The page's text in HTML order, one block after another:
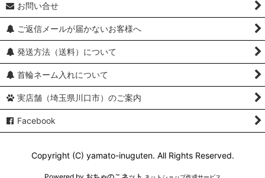
お問い合せ
ご返信メールが届かないお客様へ
発送方法（送料）について
首輪ネーム入れについて
実店舗（埼玉県川口市）のご案内
Facebook
Copyright (C) yamato-inuguten. All Rights Reserved.